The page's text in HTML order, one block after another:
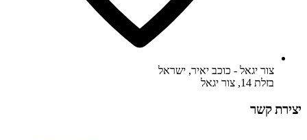
צור יגאל - כוכב יאיר, ישראל
בזלת 14, צור יגאל
יצירת קשר